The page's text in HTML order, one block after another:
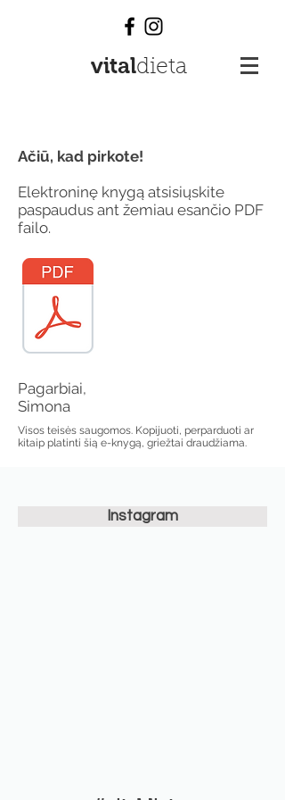
vitaldieta
Ačiū, kad pirkote!
Elektroninę knygą atsisiųskite
paspaudus ant žemiau esančio PDF
failo.
Pagarbiai,
Simona
Visos teisės saugomos. Kopijuoti, perparduoti ar
kitaip platinti šią e-knygą, griežtai draudžiama.
Instagram